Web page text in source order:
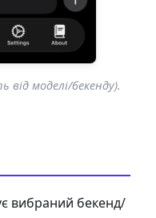
від моделі/бекенду).
вибраний бекенд/